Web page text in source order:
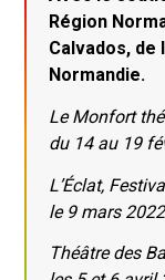
Région
Calvados, de
Normandie.
Le Monfort
du 14 au 19
L’Éclat,
le 9 mars 2022
Théâtre des